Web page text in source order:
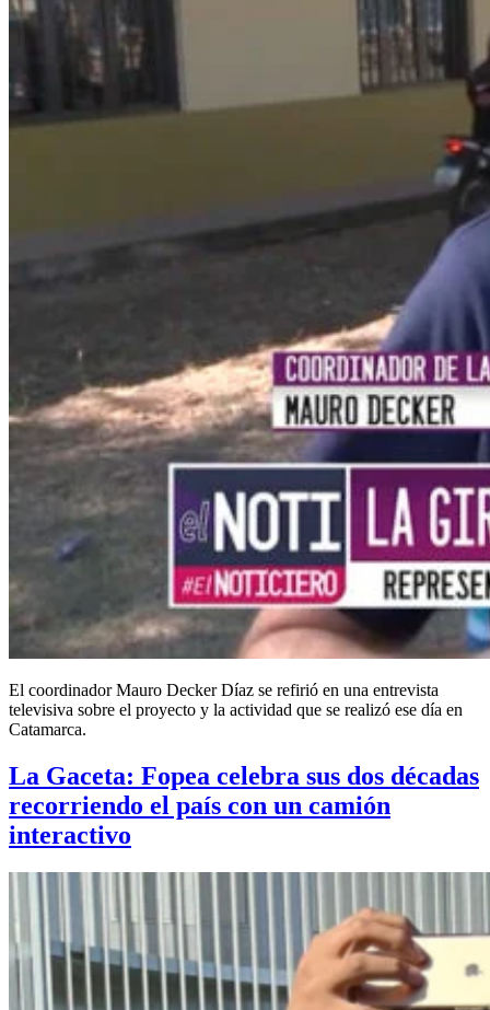
El coordinador Mauro Decker Díaz se refirió en una entrevista
televisiva sobre el proyecto y la actividad que se realizó ese día en
Catamarca.
La Gaceta: Fopea celebra sus dos décadas
recorriendo el país con un camión
interactivo